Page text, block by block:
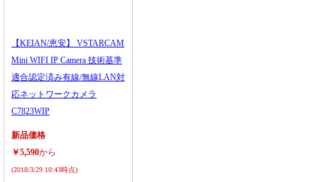
【KEIAN/恵安】 VSTARCAM
Mini WIFI IP Camera 技術基準
適合認定済み有線/無線LAN対
応ネットワークカメラ
C7823WIP
新品価格
￥5,590から
(2018/3/29 10:43時点)